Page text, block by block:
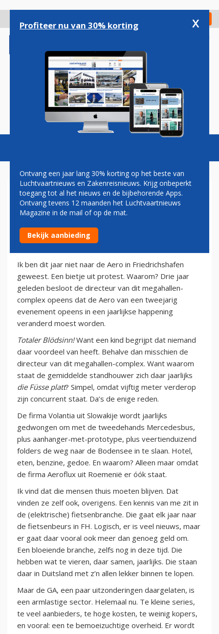
gaan
Check in
Magazine Podcasts Vacatures
GOOF BAKKER: BOYCOT
FRIEDRICHSHAFEN 2013!
24 april 2012
Ik ben dit jaar niet naar de Aero in Friedrichshafen
geweest. Een bietje uit protest. Waarom? Drie jaar
geleden besloot de directeur van dit megahallen-
complex opeens dat de Aero van een tweejarig
evenement opeens in een jaarlijkse happening
veranderd moest worden.
Totaler Blödsinn!Want een kind begrijpt dat niemand
daar voordeel van heeft. Behalve dan misschien de
directeur van dit megahallen-complex. Want waarom
staat de gemiddelde standhouwer zich daar jaarlijks
die Füsse platt? Simpel, omdat vijftig meter verderop
zijn concurrent staat. Da’s de enige reden.
De firma Volantia uit Slowakije wordt jaarlijks
gedwongen om met de tweedehands Mercedesbus,
plus aanhanger-met-prototype, plus veertienduizend
folders de weg naar de Bodensee in te slaan. Hotel,
eten, benzine, gedoe. En waarom? Alleen maar omdat
de firma Aeroflux uit Roemenië er óók staat.
Ik vind dat die mensen thuis moeten blijven. Dat
vinden ze zelf ook, overigens. Een kennis van me zit in
de (elektrische) fietsenbranche. Die gaat elk jaar naar
de fietsenbeurs in FH. Logisch, er is veel nieuws, maar
er gaat daar vooral ook meer dan genoeg geld om.
Een bloeiende branche, zelfs nog in deze tijd. Die
hebben wat te vieren, daar samen, jaarlijks. Die staan
daar in Duitsland met z’n allen lekker binnen te lopen.
Maar de GA, een paar uitzonderingen daargelaten, is
een armlastige sector. Helemaal nu. Te kleine series,
te veel aanbieders, te hoge kosten, te weinig kopers,
en vooral: een te bemoeizuchtige overheid. Er wordt
Profiteer nu van 30% korting x
Ontvang een jaar lang 30% korting op het beste van
Luchtvaartnieuws en Zakenreisnieuws. Krijg onbeperkt
toegang tot al het nieuws en de bijbehorende Apps.
Ontvang tevens 12 maanden het Luchtvaartnieuws
Magazine in de mail of op de mat.
Bekijk aanbieding